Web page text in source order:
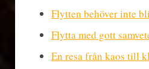
Flytten behöver inte
Flytta med gott
En resa från kaos till